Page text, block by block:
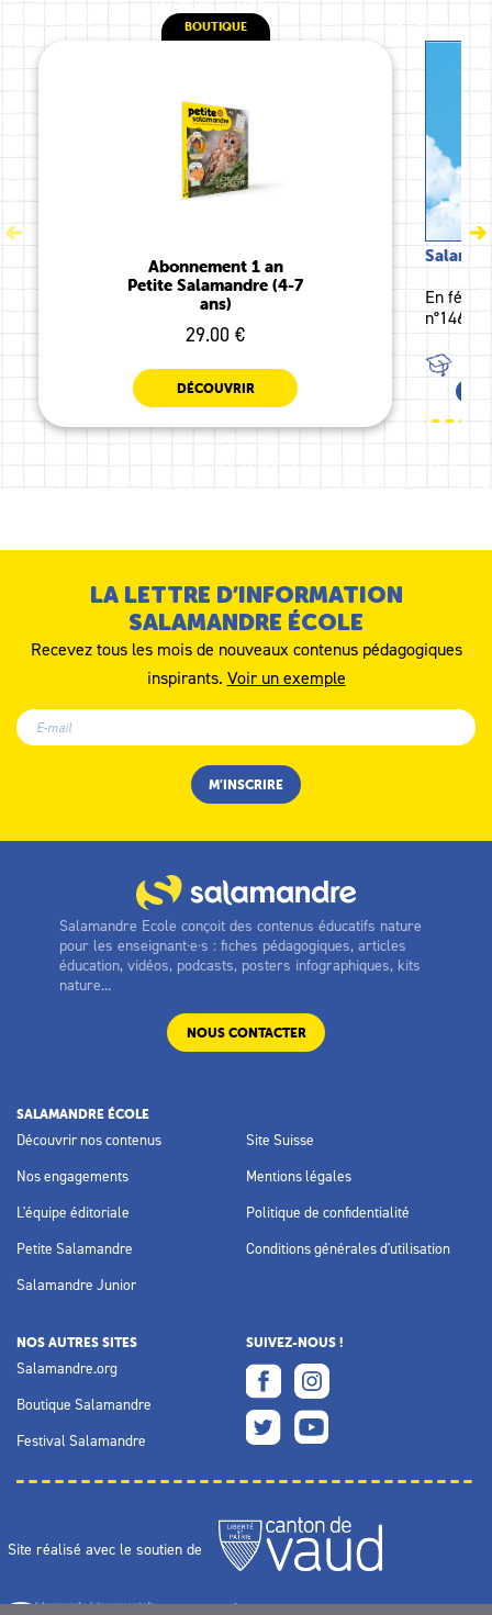
BOUTIQUE
Abonnement 1 an
Petite Salamandre (4-7
ans)
29.00 €
DÉCOUVRIR
En
n°146
LA LETTRE D’INFORMATION
SALAMANDRE ÉCOLE
Recevez tous les mois de nouveaux contenus pédagogiques
inspirants. Voir un exemple
Salamandre Ecole conçoit des contenus éducatifs nature
pour les enseignant·e·s : fiches pédagogiques, articles
éducation, vidéos, podcasts, posters infographiques, kits
nature...
NOUS CONTACTER
SALAMANDRE ÉCOLE
Découvrir nos contenus
Nos engagements
L'équipe éditoriale
Petite Salamandre
Salamandre Junior
Site Suisse
Mentions légales
Politique de confidentialité
Conditions générales d'utilisation
NOS AUTRES SITES
Salamandre.org
Boutique Salamandre
Festival Salamandre
SUIVEZ-NOUS !
Site réalisé avec le soutien de